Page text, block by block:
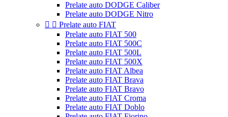
Prelate auto DODGE Caliber
Prelate auto DODGE Nitro
  Prelate auto FIAT
Prelate auto FIAT 500
Prelate auto FIAT 500C
Prelate auto FIAT 500L
Prelate auto FIAT 500X
Prelate auto FIAT Albea
Prelate auto FIAT Brava
Prelate auto FIAT Bravo
Prelate auto FIAT Croma
Prelate auto FIAT Doblo